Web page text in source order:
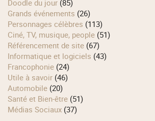
Doodle du jour (85)
Grands événements (26)
Personnages célèbres (113)
Ciné, TV, musique, people (51)
Référencement de site (67)
Informatique et logiciels (43)
Francophonie (24)
Utile à savoir (46)
Automobile (20)
Santé et Bien-être (51)
Médias Sociaux (37)